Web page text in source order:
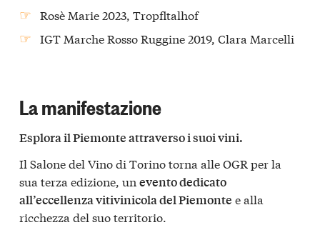
Rosè Marie 2023, Tropfltalhof
IGT Marche Rosso Ruggine 2019, Clara Marcelli
La manifestazione
Esplora il Piemonte attraverso i suoi vini.
Il Salone del Vino di Torino torna alle OGR per la
sua terza edizione, un evento dedicato
all’eccellenza vitivinicola del Piemonte e alla
ricchezza del suo territorio.